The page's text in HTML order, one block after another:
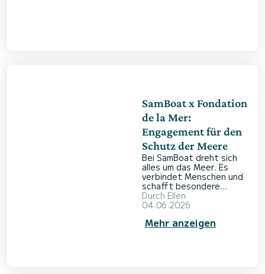
SamBoat x Fondation
de la Mer:
Engagement für den
Schutz der Meere
Bei SamBoat dreht sich
alles um das Meer. Es
verbindet Menschen und
schafft besondere
Momente mit Familie und
Freunden. Doch das Meer
für schöne
Durch Ellen
04.06.2026
Mehr anzeigen